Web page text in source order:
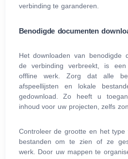
verbinding te garanderen.
Benodigde documenten
Het downloaden van benodigde
de verbinding verbreekt, is
offline werk. Zorg dat alle
afspeellijsten en lokale
gedownload. Zo heeft u
inhoud voor uw projecten, zelfs
Controleer de grootte en het type
bestanden om te zien of ze
werk. Door uw mappen te